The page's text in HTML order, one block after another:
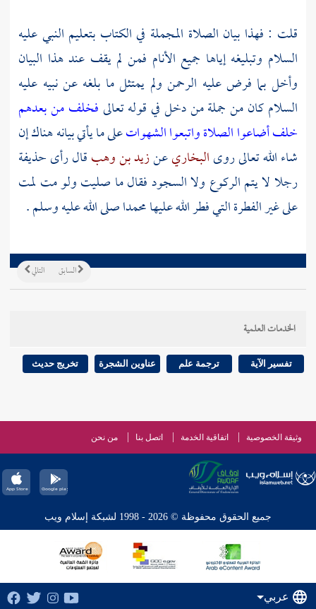
قلت : فهذا بيان الصلاة المجملة في الكتاب بتعليم النبي عليه
السلام وتبليغه إياها جميع الأنام فمن لم يقف عند هذا البيان
وأخل بما فرض عليه الرحمن ولم يمتثل ما بلغه عن نبيه عليه
السلام كان من جملة من دخل في قوله تعالىفخلف من بعدهم
خلف أضاعوا الصلاة واتبعوا الشهواتعلى ما يأتي بيانه هناك إن
شاء الله تعالى روىالبخاريعنزيد بن وهبقال رأىحذيفة
رجلا لا يتم الركوع ولا السجود فقال ما صليت ولو مت لمت
على غير الفطرة التي فطر الله عليهامحمداصلى الله عليه وسلم .
التالي السابق
الخدمات العلمية
تفسير الآية ترجمة علم عناوين الشجرة تخريج حديث
وثيقة الخصوصية اتفاقية الخدمة اتصل بنا من نحن
جميع الحقوق محفوظة © 2026 - 1998 لشبكة إسلام ويب
عربي